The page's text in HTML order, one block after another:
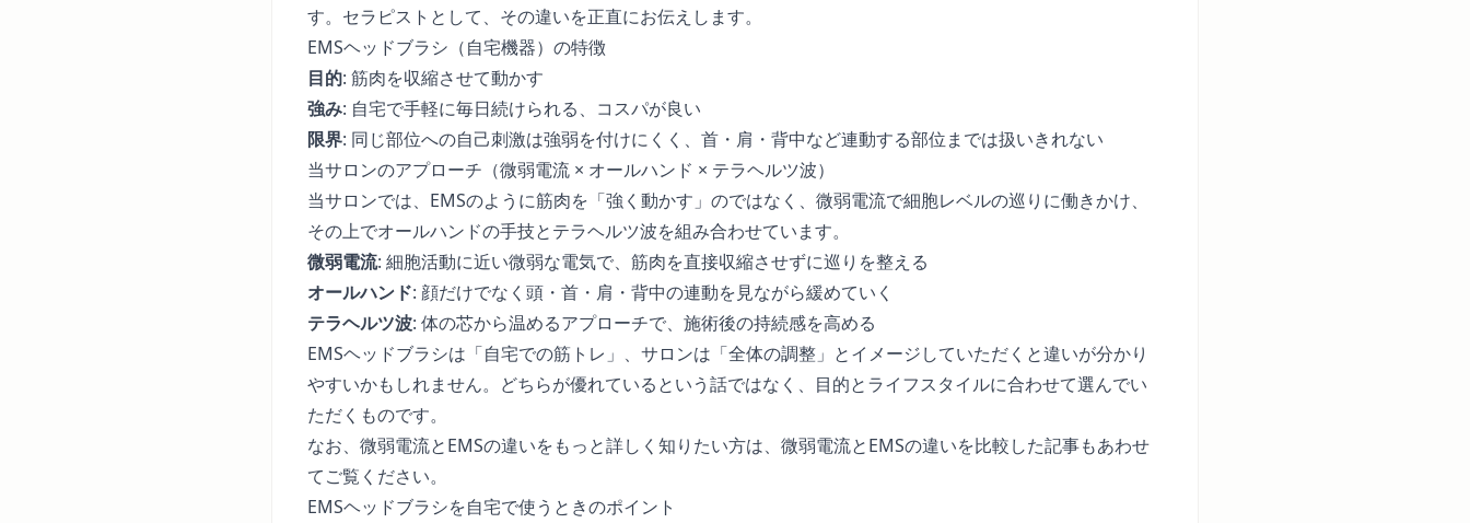
す。セラピストとして、その違いを正直にお伝えします。
EMSヘッドブラシ（自宅機器）の特徴
目的: 筋肉を収縮させて動かす
強み: 自宅で手軽に毎日続けられる、コスパが良い
限界: 同じ部位への自己刺激は強弱を付けにくく、首・肩・背中など連動する部位までは扱いきれない
当サロンのアプローチ（微弱電流 × オールハンド × テラヘルツ波）
当サロンでは、EMSのように筋肉を「強く動かす」のではなく、微弱電流で細胞レベルの巡りに働きかけ、
その上でオールハンドの手技とテラヘルツ波を組み合わせています。
微弱電流: 細胞活動に近い微弱な電気で、筋肉を直接収縮させずに巡りを整える
オールハンド: 顔だけでなく頭・首・肩・背中の連動を見ながら緩めていく
テラヘルツ波: 体の芯から温めるアプローチで、施術後の持続感を高める
EMSヘッドブラシは「自宅での筋トレ」、サロンは「全体の調整」とイメージしていただくと違いが分かり
やすいかもしれません。どちらが優れているという話ではなく、目的とライフスタイルに合わせて選んでい
ただくものです。
なお、微弱電流とEMSの違いをもっと詳しく知りたい方は、 微弱電流とEMSの違いを比較した記事もあわせ
てご覧ください。
EMSヘッドブラシを自宅で使うときのポイント